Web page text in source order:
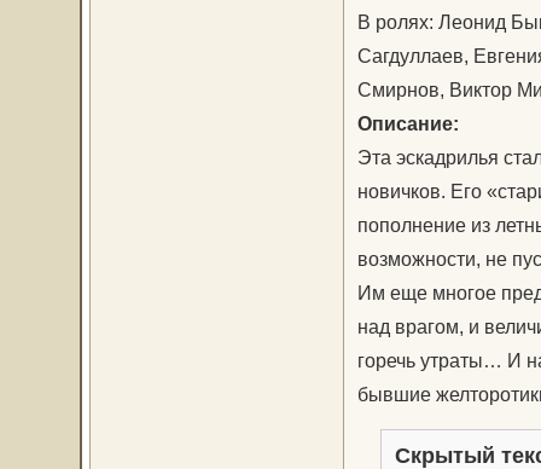
В ролях: Леонид
Сагдуллаев,
Смирнов, Виктор
Описание:
Эта эскадрилья
новичков. Его
пополнение из
возможности, не
Им еще многое
над врагом, и
горечь утраты… И
бывшие
Скрытый